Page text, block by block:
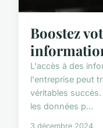
Boostez
L'accès à des
l'entreprise peut
véritables
les données p...
3 décembre 2024